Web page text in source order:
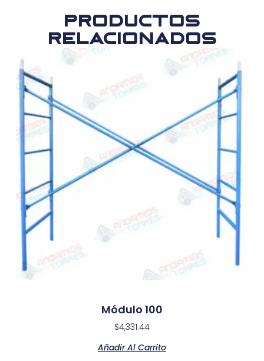
Productos
relacionados
Módulo 100
$4,331.44
Añadir Al Carrito